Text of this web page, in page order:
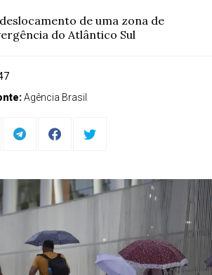
de uma zona de
do Atlântico Sul
Agência Brasil